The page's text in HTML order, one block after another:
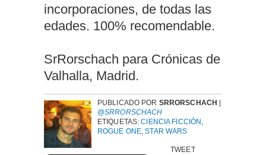
incorporaciones, de todas las
edades. 100% recomendable.
SrRorschach para Crónicas de
Valhalla, Madrid.
PUBLICADO POR SRRORSCHACH
@SRRORSCHACH
ETIQUETAS:CIENCIA FICCIÓN ,
ROGUE ONE,STAR WARS
TWEET